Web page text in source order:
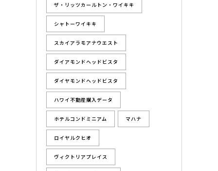
ザ・リッツカールトン・ワイキキ
シャトーワイキキ
スカイアラモアナウエスト
ダイアモンドヘッドビスタ
ダイヤモンドヘッドビスタ
ハワイ不動産購入データ
ホテルコンドミニアム マハナ
ロイヤルクヒオ
ヴィクトリアプレイス